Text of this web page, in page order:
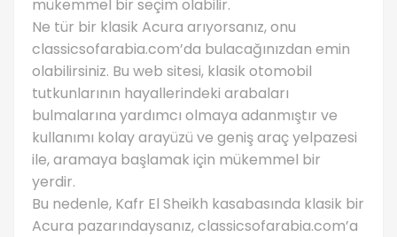
mükemmel bir seçim olabilir.
Ne tür bir klasik Acura arıyorsanız, onu
classicsofarabia.com’da bulacağınızdan emin
olabilirsiniz. Bu web sitesi, klasik otomobil
tutkunlarının hayallerindeki arabaları
bulmalarına yardımcı olmaya adanmıştır ve
kullanımı kolay arayüzü ve geniş araç yelpazesi
ile, aramaya başlamak için mükemmel bir
yerdir.
Bu nedenle, Kafr El Sheikh kasabasında klasik bir
Acura pazarındaysanız, classicsofarabia.com’a